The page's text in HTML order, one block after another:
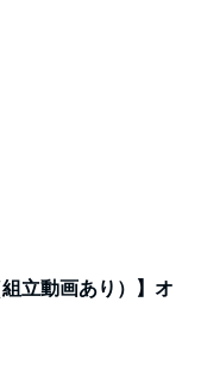
立動画あり）】オ